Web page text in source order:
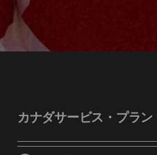
カナダサービス・プラン